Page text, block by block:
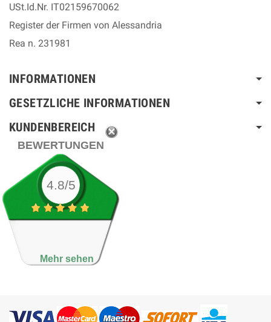
USt.Id.Nr. IT02159670062
Register der Firmen von Alessandria
Rea n. 231981
INFORMATIONEN
GESETZLICHE INFORMATIONEN
KUNDENBEREICH
BEWERTUNGEN
4.8/5
Mehr sehen